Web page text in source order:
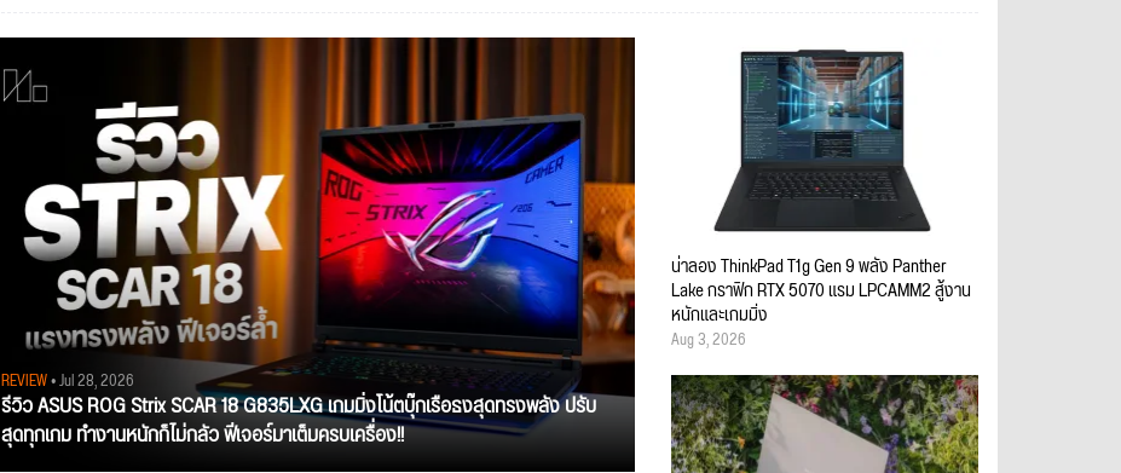
REVIEW• Jul 28, 2026
รีวิว ASUS ROG Strix SCAR 18 G835LXG เกมมิ่งโน้ตบุ๊กเรือธงสุดทรงพลัง ปรับ
สุดทุกเกม ทำงานหนักก็ไม่กลัว ฟีเจอร์มาเต็มครบเครื่อง!!
น่าลอง ThinkPad T1g Gen 9 พลัง Panther
Lake กราฟิก RTX 5070 แรม LPCAMM2 สู้งาน
หนักและเกมมิ่ง
Aug 3, 2026